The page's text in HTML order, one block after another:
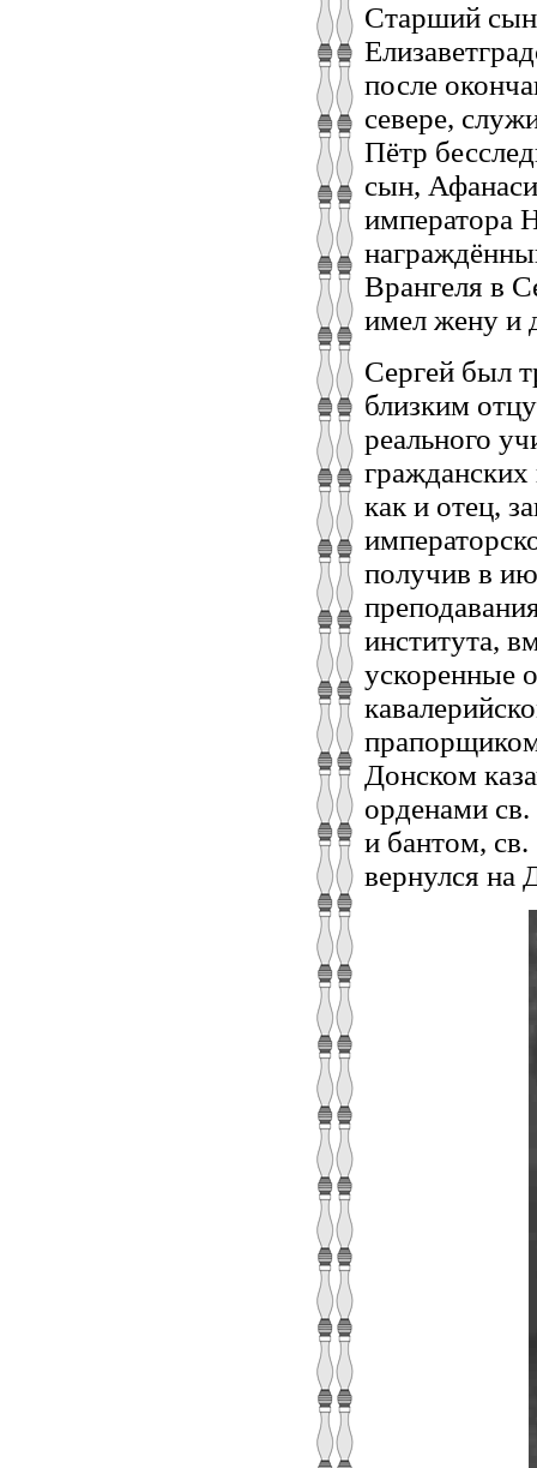
Старший
после
севере,
Пётр
сын,
императора
Врангеля в
имел жену и
Сергей был
близким
реального
как и отец,
получив в
института,
ускоренные
Донском
орденами
и бантом, св.
вернулся на